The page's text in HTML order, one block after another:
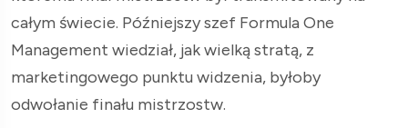
całym świecie. Późniejszy szef Formula One
Management wiedział, jak wielką stratą, z
marketingowego punktu widzenia, byłoby
odwołanie finału mistrzostw.